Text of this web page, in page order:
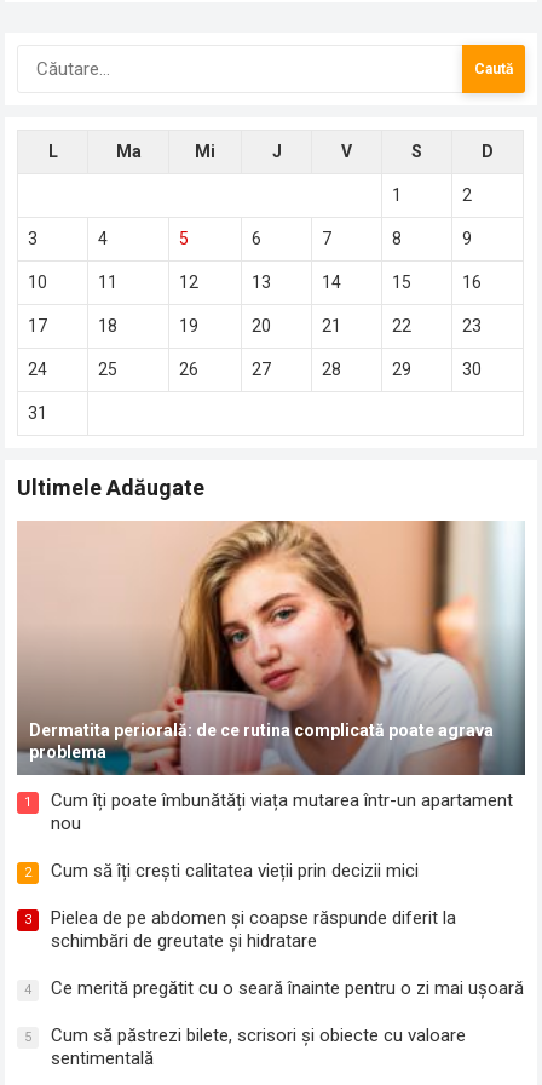
Caută
după:
L Ma Mi J V S D
1 2
3 4 5 6 7 8 9
10 11 12 13 14 15 16
17 18 19 20 21 22 23
24 25 26 27 28 29 30
31
Ultimele Adăugate
Dermatita periorală: de ce rutina complicată poate agrava
problema
1
Cum îți poate îmbunătăți viața mutarea într-un apartament
nou
2 Cum să îți crești calitatea vieții prin decizii mici
3
Pielea de pe abdomen și coapse răspunde diferit la
schimbări de greutate și hidratare
4 Ce merită pregătit cu o seară înainte pentru o zi mai ușoară
5
Cum să păstrezi bilete, scrisori și obiecte cu valoare
sentimentală